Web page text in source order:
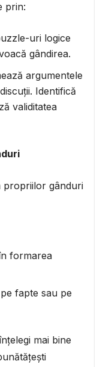
prin:
uri logice
gândirea.
argumentele
Identifică
validitatea
propriilor gânduri
formarea
fapte sau pe
mai bine